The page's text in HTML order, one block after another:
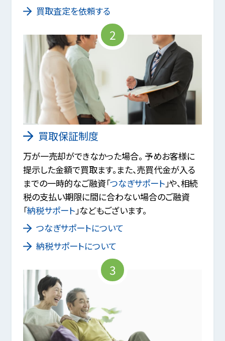
買取査定を依頼する
2
買取保証制度
万が一売却ができなかった場合。 予めお客様に
提示した金額で買取ます。また、売買代金が入る
までの一時的なご融資「つなぎサポート 」や、相続
税の支払い期限に間に合わない場合のご融資
「納税サポート 」などもございます。
つなぎサポートについて
納税サポートについて
3